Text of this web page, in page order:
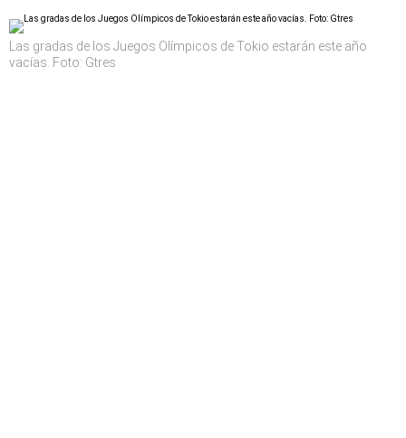
Las gradas de los Juegos Olímpicos de Tokio estarán este año
vacías. Foto: Gtres